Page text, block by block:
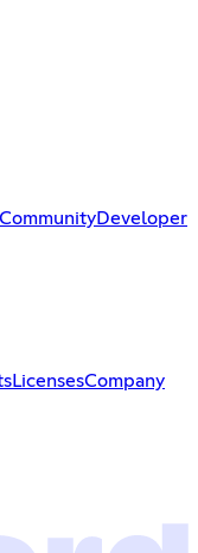
CommunityDeveloper
LicensesCompany